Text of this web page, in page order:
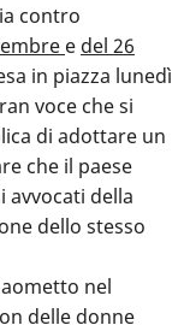
contro
e del 26
in piazza lunedì
voce che si
di adottare un
che il paese
avvocati della
dello stesso
nel
delle donne